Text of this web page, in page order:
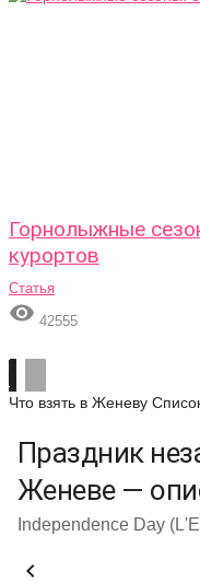
Горнолыжные
курортов
Статья
 42555
Что взять в Женеву
Праздник
Женеве —
Independence Day
